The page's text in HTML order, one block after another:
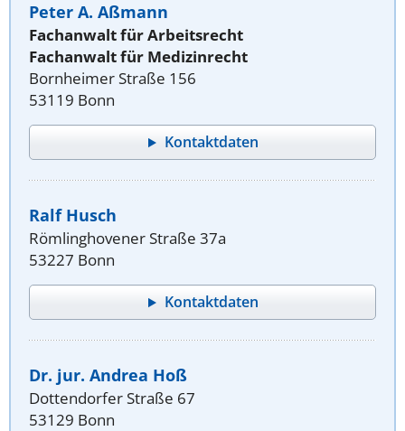
Peter A. Aßmann
Fachanwalt für Arbeitsrecht
Fachanwalt für Medizinrecht
Bornheimer Straße 156
53119 Bonn
Kontaktdaten
Ralf Husch
Römlinghovener Straße 37a
53227 Bonn
Kontaktdaten
Dr. jur. Andrea Hoß
Dottendorfer Straße 67
53129 Bonn